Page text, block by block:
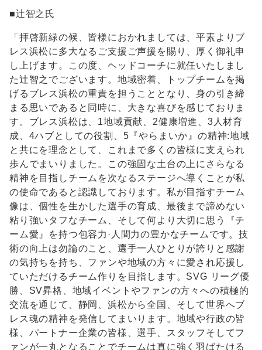
■辻智之氏
「拝啓新緑の候、皆様におかれましては、平素よりブ
レス浜松に多大なるご支援ご声援を賜り、厚く御礼申
し上げます。この度、ヘッドコーチに就任いたしまし
た辻智之でございます。地域密着、トップチームを掲
げるブレス浜松の重責を担うこととなり、身の引き締
まる思いであると同時に、大きな喜びを感じておりま
す。ブレス浜松は、1地域貢献、2健康増進、3人材育
成、4ハブとしての役割、5『やらまいか』の精神:地域
と共にを理念として、これまで多くの皆様に支えられ
歩んでまいりました。この強固な土台の上にさらなる
精神を目指しチームを次なるステージへ導くことが私
の使命であると認識しております。私が目指すチーム
像は、個性を生かした選手の育成、最後まで諦めない
粘り強いタフなチーム、そして何より大切に思う『チ
ーム愛』を持つ包容力·人間力の豊かなチームです。技
術の向上は勿論のこと、選手一人ひとりが誇りと感謝
の気持ちを持ち、ファンや地域の方々に愛され応援し
ていただけるチーム作りを目指します。SVG リーグ優
勝、SV昇格、地域イベントやファンの方々への積極的
交流を通じて、静岡、浜松から全国、そして世界へブ
レス魂の精神を発信してまいります。地域や行政の皆
様、パートナー企業の皆様、選手、スタッフそしてフ
ァンが一丸となることでチームは真に強く羽ばたける